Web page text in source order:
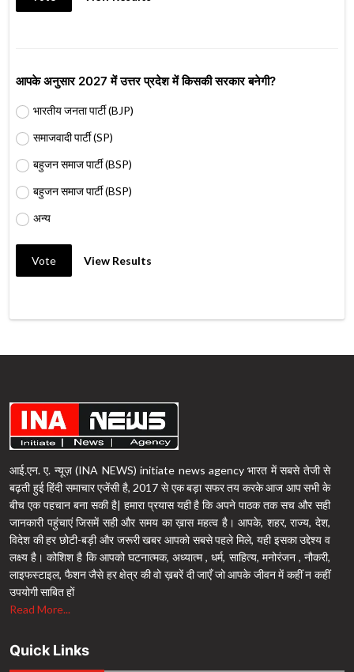
आपके अनुसार 2027 में उत्तर प्रदेश में किसकी सरकार बनेगी?
भारतीय जनता पार्टी (BJP)
समाजवादी पार्टी (SP)
बहुजन समाज पार्टी (BSP)
बहुजन समाज पार्टी (BSP)
अन्य
Vote View Results
आई.एन. ए. न्यूज़ (INA NEWS) initiate news agency भारत में सबसे तेजी से
बढ़ती हुई हिंदी समाचार एजेंसी है, 2017 से एक बड़ा सफर तय करके आज आप सभी के
बीच एक पहचान बना सकी है| हमारा प्रयास यही है कि अपने पाठक तक सच और सही
जानकारी पहुंचाएं जिसमें सही और समय का ख़ास महत्व है। आपके, शहर, राज्य, देश,
विदेश की हर छोटी-बड़ी और जरूरी खबर आपको सबसे पहले मिले, यही इसका उद्देश्य व
लक्ष्य है। कोशिश है कि आपको घटनात्मक, अध्यात्म , धर्म, साहित्य, मनोरंजन , नौकरी,
लाइफस्टाइल, फैशन जैसे हर क्षेत्र की वो ख़बरें दी जाएँ जो आपके जीवन में कहीं न कहीं
उपयोगी साबित हों
Read More...
Quick Links